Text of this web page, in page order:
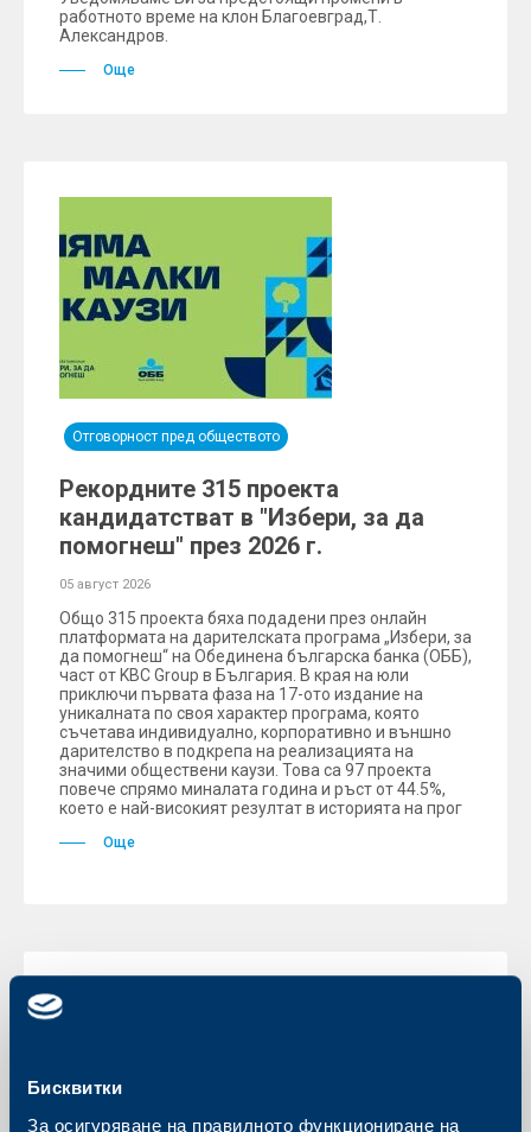
Бисквитки
За осигуряване на правилното функциониране на
работното време на клон Благоевград,Т.
Александров.
Още
Отговорност пред обществото
Рекордните 315 проекта
кандидатстват в "Избери, за да
помогнеш" през 2026 г.
05 август 2026
Общо 315 проекта бяха подадени през онлайн
платформата на дарителската програма „Избери, за
да помогнеш“ на Обединена българска банка (ОББ),
част от KBC Group в България. В края на юли
приключи първата фаза на 17-ото издание на
уникалната по своя характер програма, която
съчетава индивидуално, корпоративно и външно
дарителство в подкрепа на реализацията на
значими обществени каузи. Това са 97 проекта
повече спрямо миналата година и ръст от 44.5%,
което е най-високият резултат в историята на прог
Още
Онлайн и ОББ Мобайл на 09.08.2026